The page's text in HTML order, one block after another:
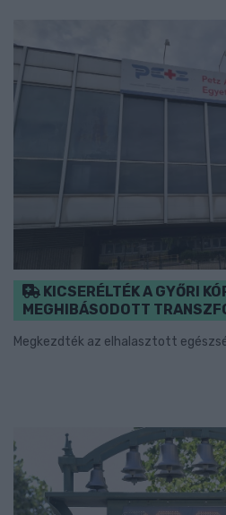
KICSERÉLTÉK A GYŐRI
MEGHIBÁSODOTT
Megkezdték az elhalasztott